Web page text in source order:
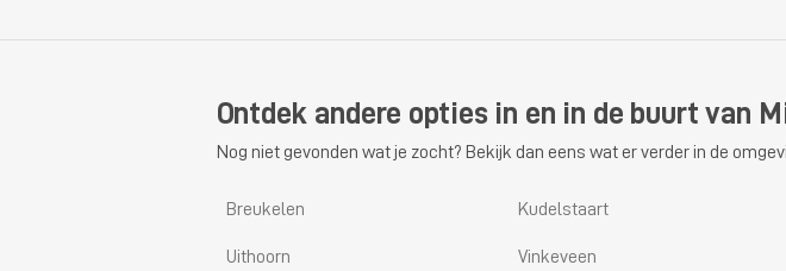
Ontdek andere opties in en in de buurt van
Nog niet gevonden wat je zocht? Bekijk dan eens wat er verder in de
Breukelen Kudelstaart
Uithoorn Vinkeveen